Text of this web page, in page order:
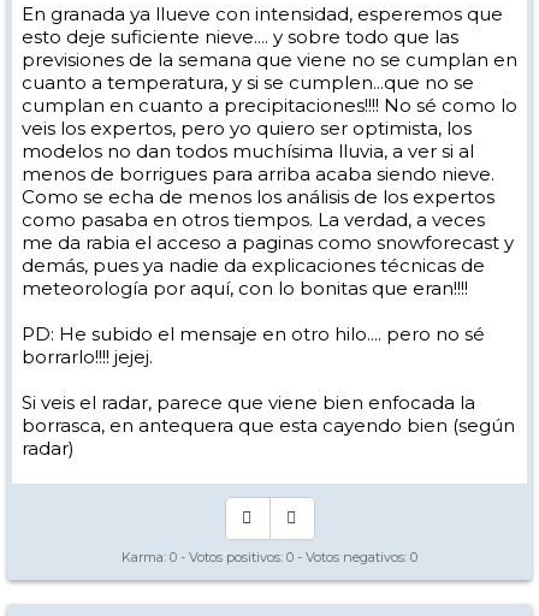
En granada ya llueve con intensidad, esperemos que
esto deje suficiente nieve.... y sobre todo que las
previsiones de la semana que viene no se cumplan en
cuanto a temperatura, y si se cumplen...que no se
cumplan en cuanto a precipitaciones!!!! No sé como lo
veis los expertos, pero yo quiero ser optimista, los
modelos no dan todos muchísima lluvia, a ver si al
menos de borrigues para arriba acaba siendo nieve.
Como se echa de menos los análisis de los expertos
como pasaba en otros tiempos. La verdad, a veces
me da rabia el acceso a paginas como snowforecast y
demás, pues ya nadie da explicaciones técnicas de
meteorología por aquí, con lo bonitas que eran!!!!
PD: He subido el mensaje en otro hilo.... pero no sé
borrarlo!!!! jejej.
Si veis el radar, parece que viene bien enfocada la
borrasca, en antequera que esta cayendo bien (según
radar)
Karma: 0 - Votos positivos: 0 - Votos negativos: 0